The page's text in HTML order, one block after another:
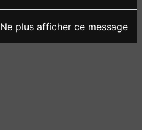
Ne plus afficher ce message